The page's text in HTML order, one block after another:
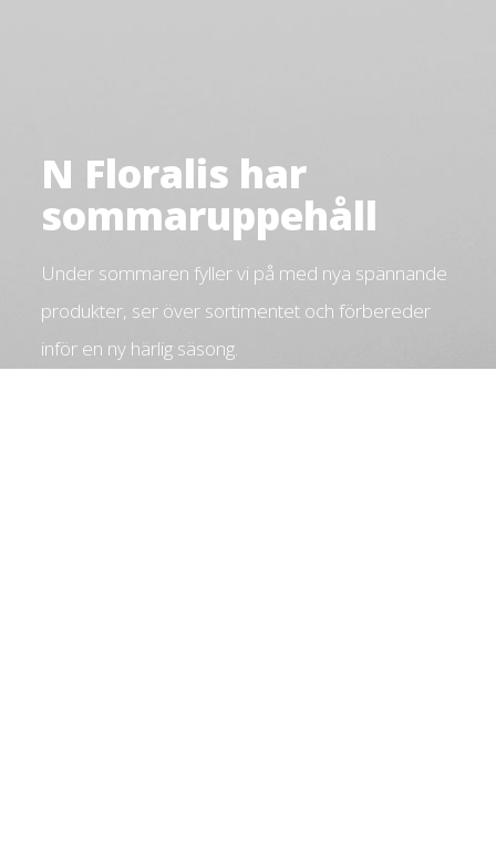
N Floralis har
sommaruppehåll
Under sommaren fyller vi på med nya spännande
produkter, ser över sortimentet och förbereder
inför en ny härlig säsong.